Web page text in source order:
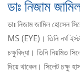
ডাঃ নিজাম
ডাঃ নিজাম জামিল হোসেন
MS (EYE)। তিনি নর্থ
চক্ষুবিদ্যা। তিনি নিয়মিত
দিয়ে থাকেন। সিলেট চক্ষু